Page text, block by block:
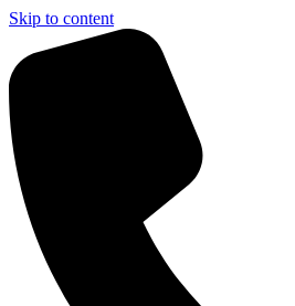
Skip to content